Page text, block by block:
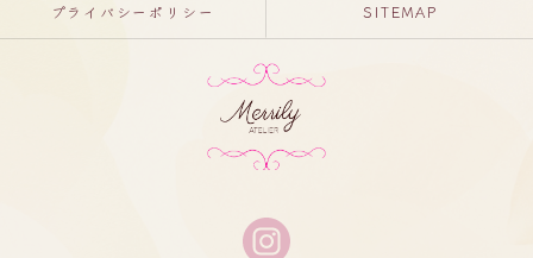
プライバシーポリシー SITEMAP